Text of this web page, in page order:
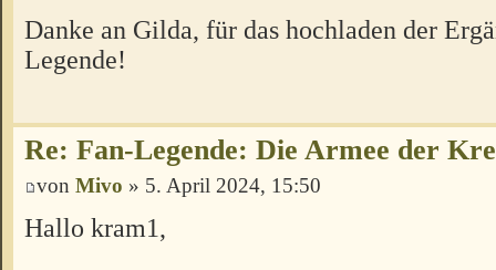
Danke an Gilda, für das hochladen der
Legende!
Re: Fan-Legende: Die Armee der
von Mivo » 5. April 2024, 15:50
Hallo kram1,